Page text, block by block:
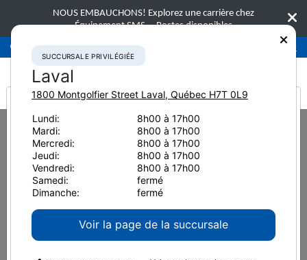
NOUS EMBAUCHONS! Explorez une carrière chez
Équipement SMS. Postes disponibles
Succursale privilégiéeLaval 450-781-9600
Home Nouvelles et ressources
Nouvelles et ressources
It looks like you are
from America
SUCCURSALE PRIVILÉGIÉE
Laval
1800 Montgolfier Street Laval, Québec H7T 0L9
Lundi:
8h00 à 17h00
Mardi:
8h00 à 17h00
Mercredi:
8h00 à 17h00
Jeudi:
8h00 à 17h00
Vendredi:
8h00 à 17h00
Samedi:
fermé
Dimanche:
fermé
Voir la page de la succursale